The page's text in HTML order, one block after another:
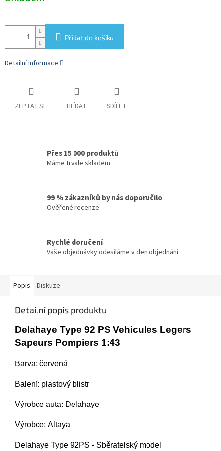
Přidat do košíku
Detailní informace
ZEPTAT SE HLÍDAT SDÍLET
Přes 15 000 produktů
Máme trvale skladem
99 % zákazníků by nás doporučilo
Ověřené recenze
Rychlé doručení
Vaše objednávky odesíláme v den objednání
Popis Diskuze
Detailní popis produktu
Delahaye Type 92 PS Vehicules Legers
Sapeurs Pompiers 1:43
Barva: červená
Balení: plastový blistr
Výrobce auta: Delahaye
Výrobce: Altaya
Delahaye Type 92PS - Sběratelský model